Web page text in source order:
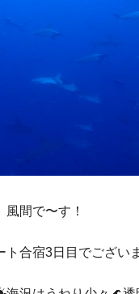
風間で〜す！
ト合宿3日目でござい